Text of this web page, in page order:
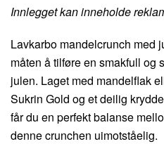
Innlegget kan inneholde
Lavkarbo mandelcrunch med
måten å tilføre en smakfull og
julen. Laget med mandelflak
Sukrin Gold og et deilig
får du en perfekt balanse
denne crunchen uimotståelig.